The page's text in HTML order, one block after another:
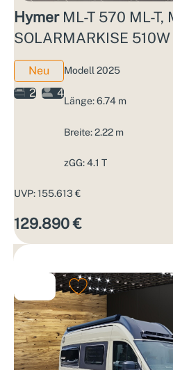
HymerML-T 570 ML-T,
SOLARMARKISE
Neu
2
4
Modell 2025
Länge: 6.74 m
Breite: 2.22 m
zGG: 4.1 T
UVP: 155.613 €
129.890 €